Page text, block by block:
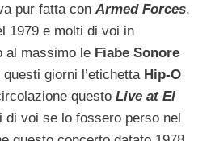
pur fatta con Armed Forces,
1979 e molti di voi in
al massimo le Fiabe Sonore
questi giorni l’etichetta Hip-O
questo Live at El
di voi se lo fossero perso nel